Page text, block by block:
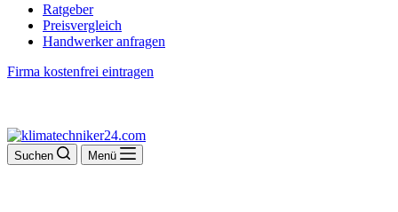
Ratgeber
Preisvergleich
Handwerker anfragen
Firma kostenfrei eintragen
Suchen Menü